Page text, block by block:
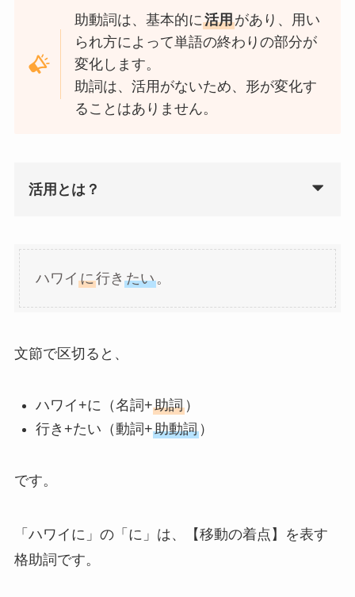
助動詞は、基本的に活用があり、用い
られ方によって単語の終わりの部分が
変化します。
助詞は、活用がないため、形が変化す
ることはありません。
活用とは？
ハワイ に行き たい。
文節で区切ると、
ハワイ+に（名詞+助詞）
行き+たい（動詞+助動詞）
です。
「ハワイに」の「に」は、【移動の着点】を表す
格助詞です。